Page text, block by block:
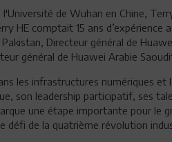
de Wuhan en Chine,
HE comptait 15 ans d’expérience
Directeur général de
général de Huawei Arabie
les infrastructures numériques et
son leadership participatif, ses
une étape importante pour le
défi de la quatrième révolution